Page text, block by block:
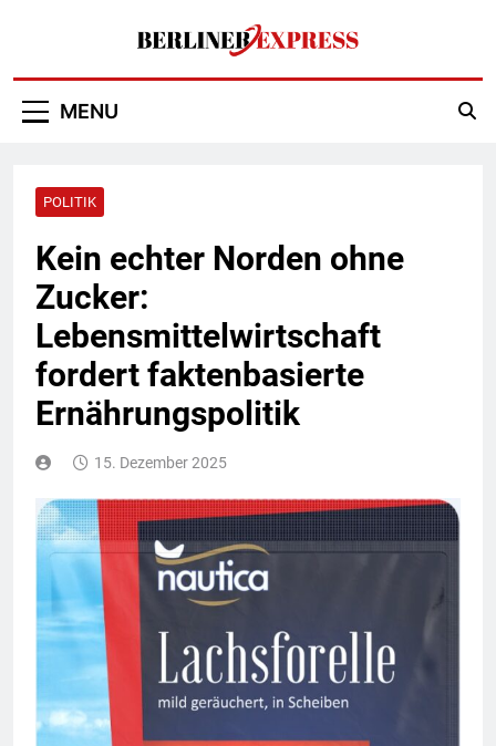
Berliner Express
MENU
POLITIK
Kein echter Norden ohne
Zucker:
Lebensmittelwirtschaft
fordert faktenbasierte
Ernährungspolitik
15. Dezember 2025